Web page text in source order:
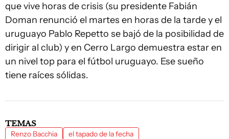
que vive horas de crisis (su presidente Fabián
Doman renunció el martes en horas de la tarde y el
uruguayo Pablo Repetto se bajó de la posibilidad de
dirigir al club) y en Cerro Largo demuestra estar en
un nivel top para el fútbol uruguayo. Ese sueño
tiene raíces sólidas.
TEMAS
Renzo Bacchia el tapado de la fecha